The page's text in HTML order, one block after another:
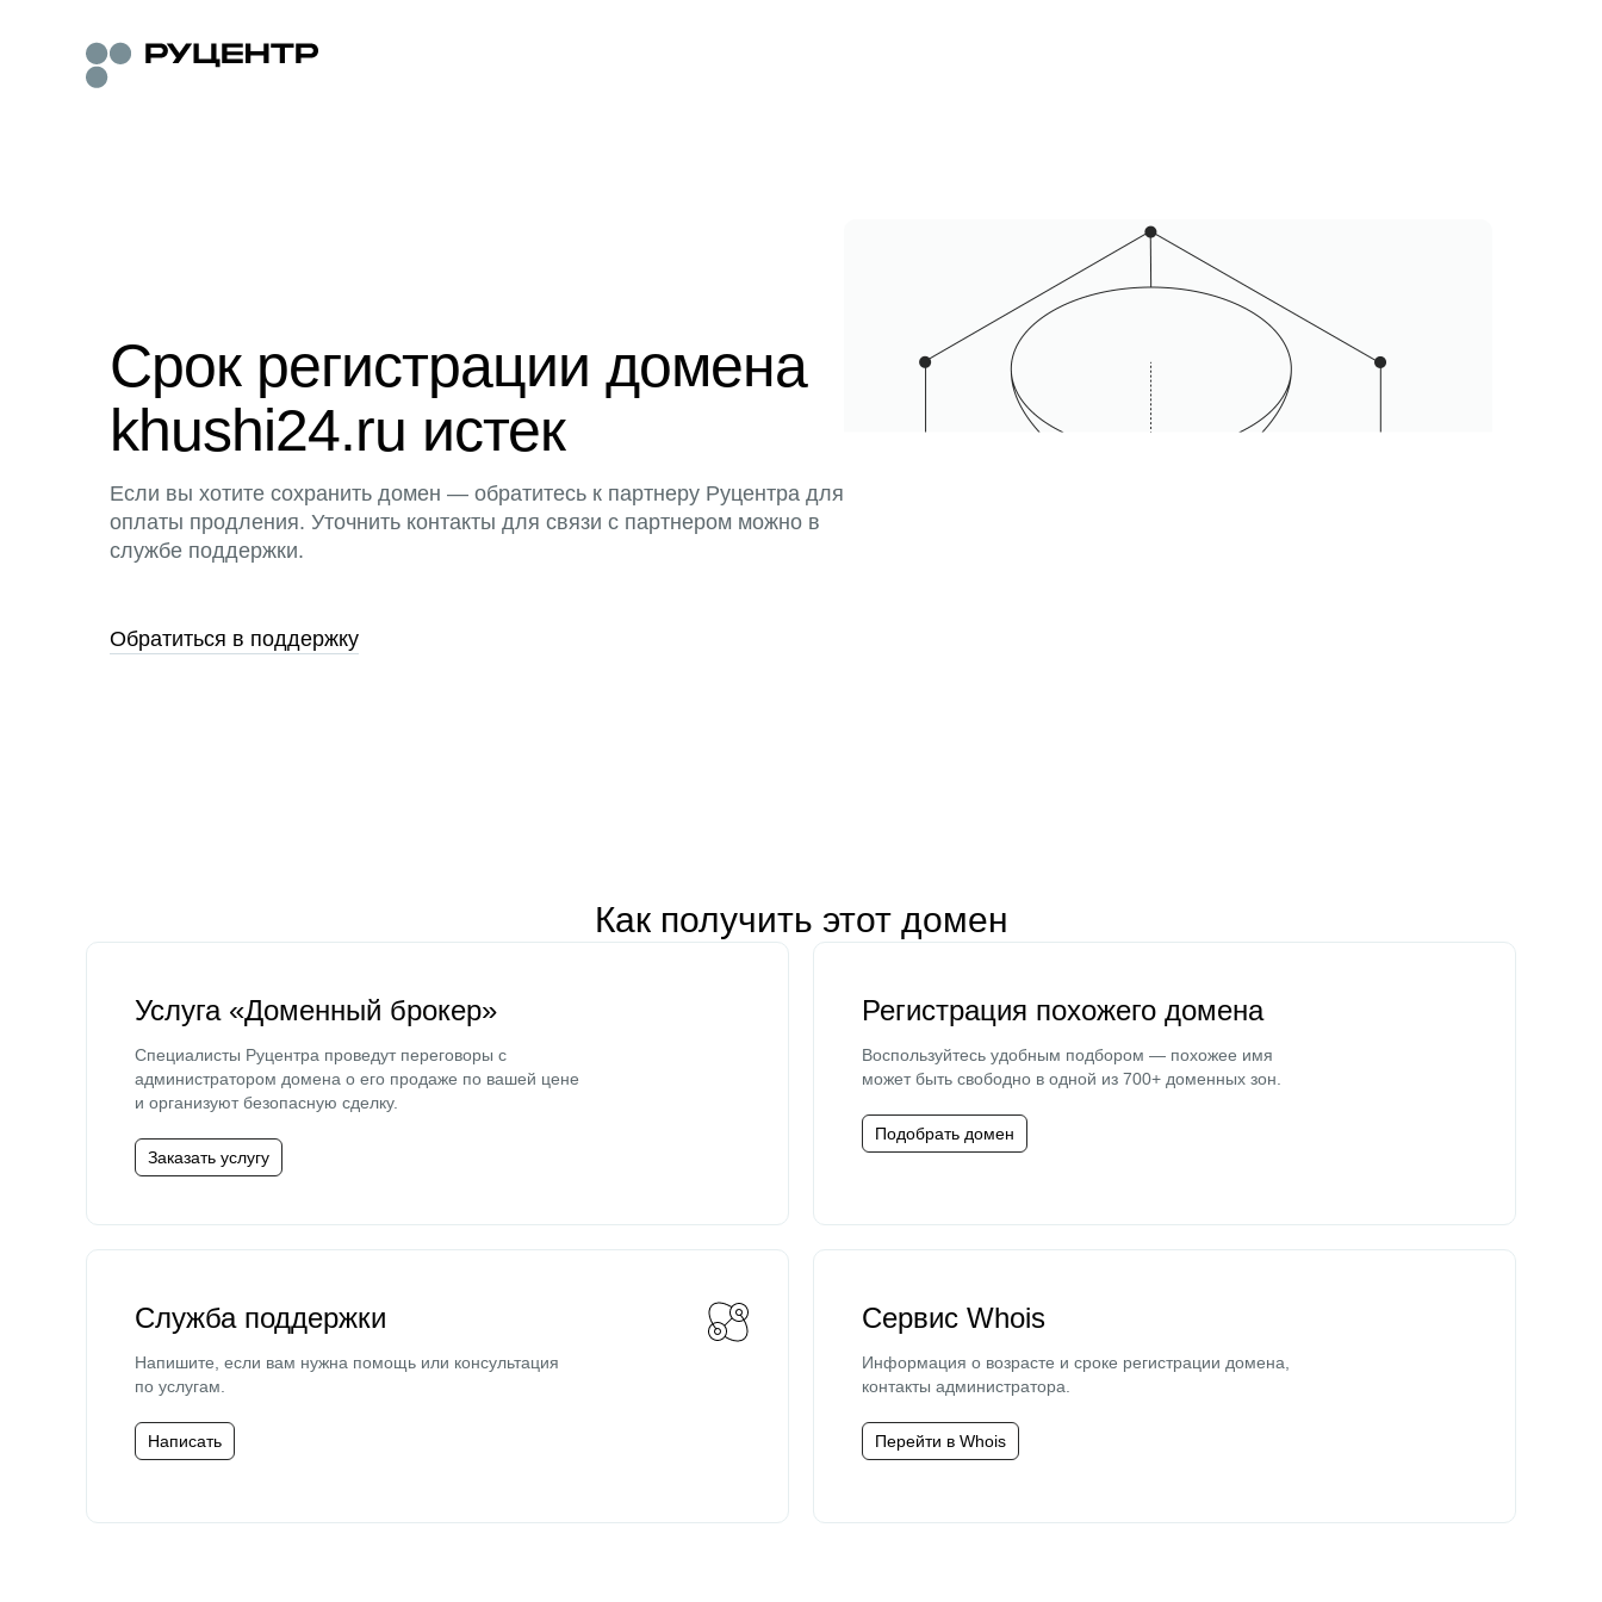
Срок регистрации домена
khushi24.ru истек
Если вы хотите сохранить домен — обратитесь к партнеру Руцентра для
оплаты продления. Уточнить контакты для связи с партнером можно в
службе поддержки.
Обратиться в поддержку
Как получить этот домен
Услуга «Доменный брокер»
Специалисты Руцентра проведут переговоры с
администратором домена о его продаже по вашей цене
и организуют безопасную сделку.
Заказать услугу
Регистрация похожего домена
Воспользуйтесь удобным подбором — похожее имя
может быть свободно в одной из 700+ доменных зон.
Подобрать домен
Служба поддержки
Напишите, если вам нужна помощь или консультация
по услугам.
Написать
Сервис Whois
Информация о возрасте и сроке регистрации домена,
контакты администратора.
Перейти в Whois